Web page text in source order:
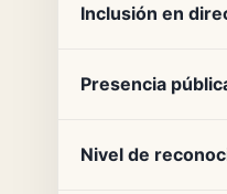
Inclusión en
Presencia
Nivel de